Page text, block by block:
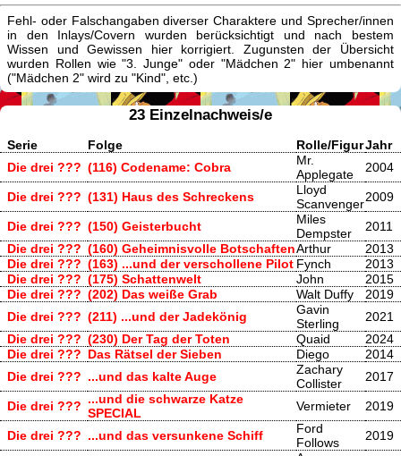
Fehl- oder Falschangaben diverser Charaktere und Sprecher/innen
in den Inlays/Covern wurden berücksichtigt und nach bestem
Wissen und Gewissen hier korrigiert. Zugunsten der Übersicht
wurden Rollen wie "3. Junge" oder "Mädchen 2" hier umbenannt
("Mädchen 2" wird zu "Kind", etc.)
23 Einzelnachweis/e
Serie Folge Rolle/FigurJahr
Die drei ??? (116) Codename: Cobra
Mr.
Applegate
2004
Die drei ??? (131) Haus des Schreckens
Lloyd
Scanvenger2009
Die drei ??? (150) Geisterbucht
Miles
Dempster
2011
Die drei ??? (160) Geheimnisvolle BotschaftenArthur
2013
Die drei ??? (163) ...und der verschollene Pilot Fynch
2013
Die drei ??? (175) Schattenwelt John
2015
Die drei ??? (202) Das weiße Grab Walt Duffy
2019
Die drei ??? (211) ...und der Jadekönig
Gavin
Sterling
2021
Die drei ??? (230) Der Tag der Toten Quaid
2024
Die drei ??? Das Rätsel der Sieben Diego
2014
Die drei ??? ...und das kalte Auge
Zachary
Collister
2017
Die drei ??? ...und die schwarze Katze
SPECIAL
Vermieter 2019
Die drei ??? ...und das versunkene Schiff
Ford
Follows
2019